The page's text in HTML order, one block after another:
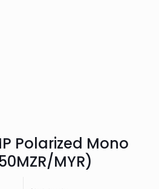
Polarized Mono
MYR)